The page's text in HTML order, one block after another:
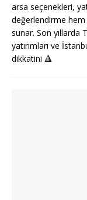
arsa seçenekleri,
değerlendirme hem
sunar. Son yıllarda
yatırımları ve
dikkatini 🔺